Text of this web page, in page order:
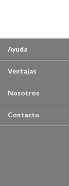
Ayuda
Ventajas
Nosotros
Contacto